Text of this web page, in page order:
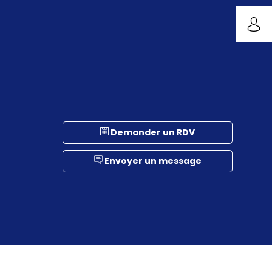
Demander un RDV
Envoyer un message